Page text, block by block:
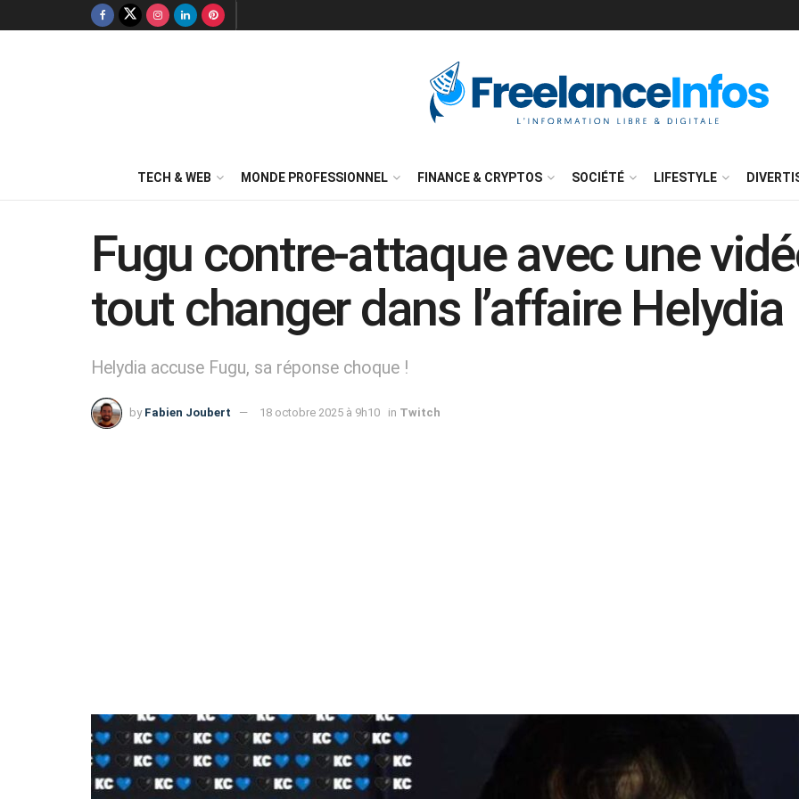
TECH & WEB MONDE PROFESSIONNEL FINANCE & CRYPTOS SOCIÉTÉ LIFESTYLE
Fugu contre-attaque avec une
tout changer dans l’affaire Helydia
Helydia accuse Fugu, sa réponse choque !
by Fabien Joubert 18 octobre 2025 à 9h10 in Twitch